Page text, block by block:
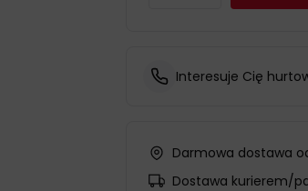
Interesuje Cię
Darmowa dostawa
Dostawa kurierem/